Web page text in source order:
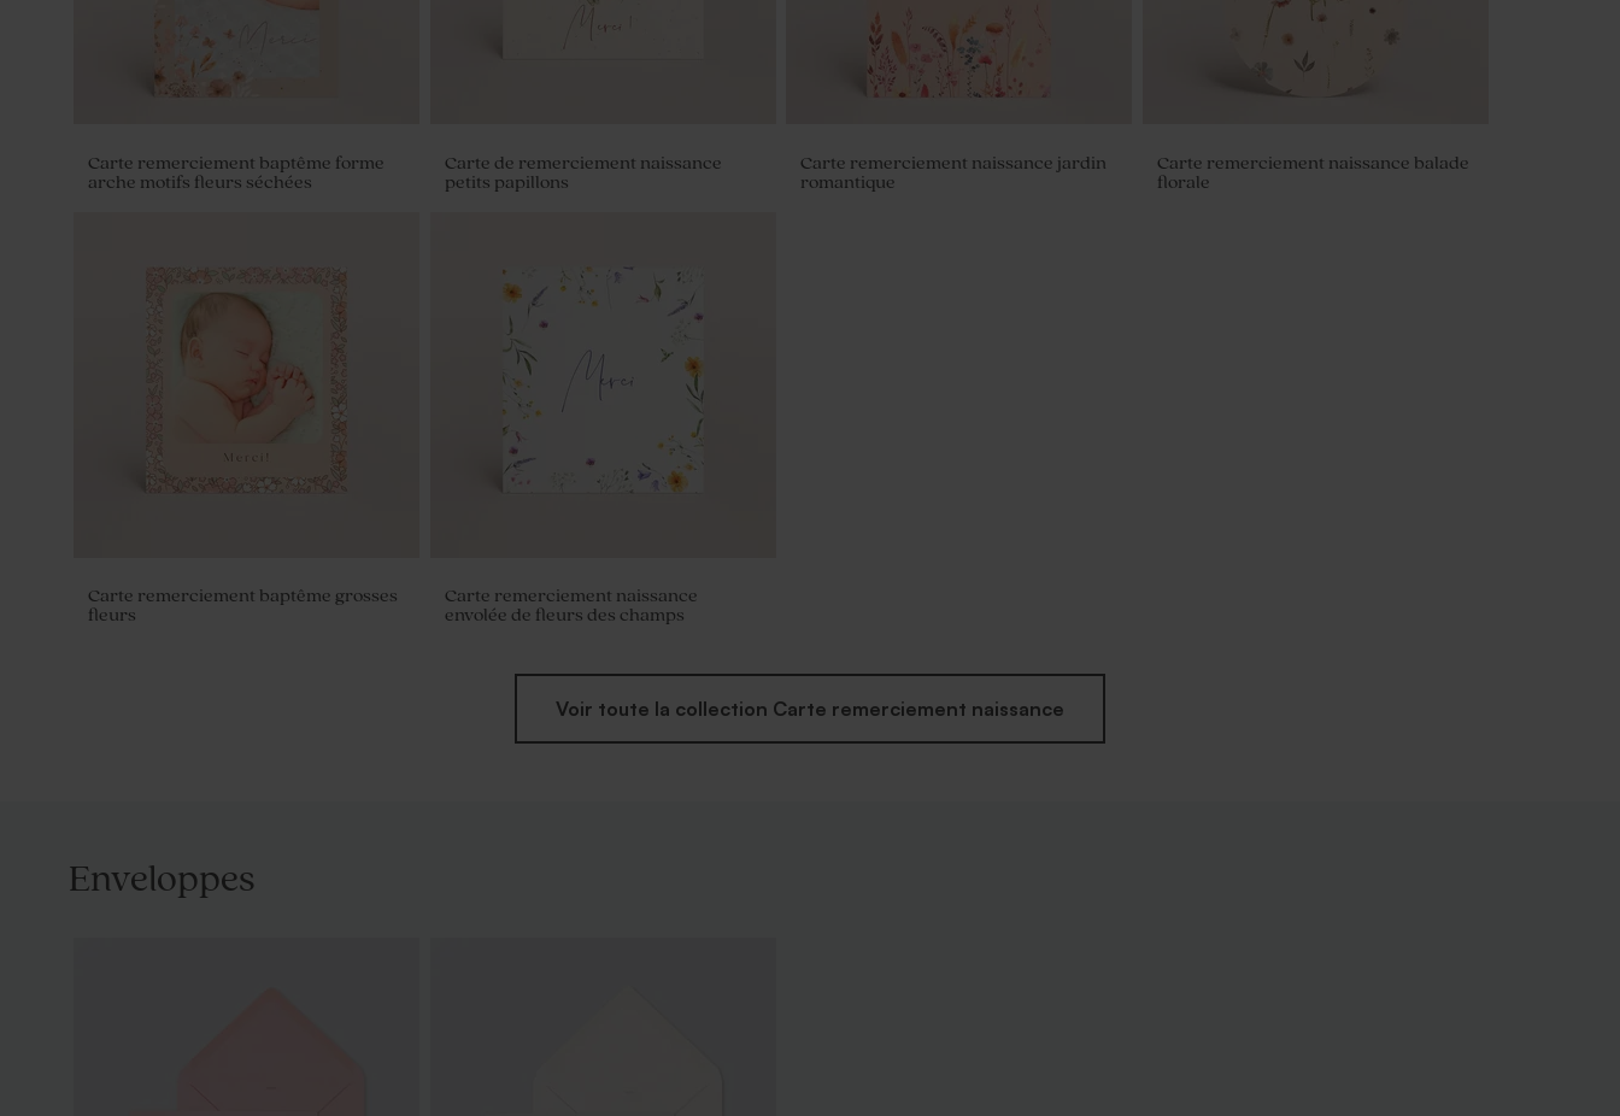
Contenant dragées baptême tissu rose
Vase rose pour cadeau invité baptême
Carte remerciement baptême forme
arche motifs fleurs séchées
Carte de remerciement naissance
petits papillons
Carte remerciement naissance jardin
romantique
Carte remerciement naissance balade
florale
Carte remerciement baptême grosses
fleurs
Carte remerciement naissance
envolée de fleurs des champs
Voir toute la collection Carte remerciement naissance
Enveloppes